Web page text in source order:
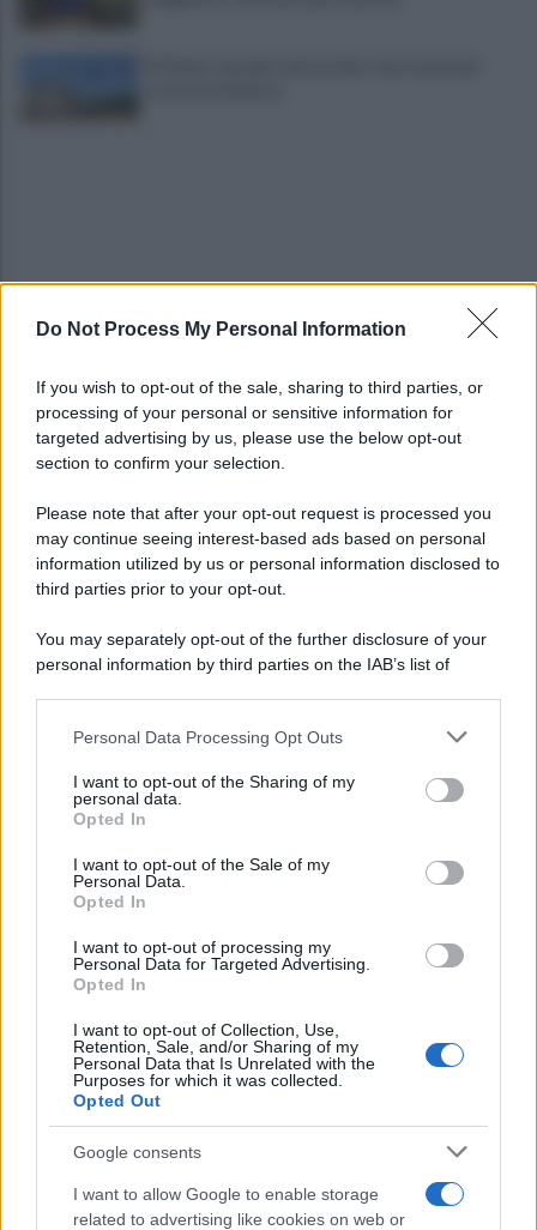
Do Not Process My Personal Information
If you wish to opt-out of the sale, sharing to third parties, or
processing of your personal or sensitive information for
targeted advertising by us, please use the below opt-out
section to confirm your selection.
Please note that after your opt-out request is processed you
may continue seeing interest-based ads based on personal
information utilized by us or personal information disclosed to
third parties prior to your opt-out.
You may separately opt-out of the further disclosure of your
personal information by third parties on the IAB’s list of
This information may also be disclosed by us to third parties
disclose it to other third parties.
Please note that this website/app uses one or more Google
services and may gather and store information including but
not limited to your visit or usage behaviour. You may click to
grant or deny consent to Google and its third-party tags to
consent section.
Personal Data Processing Opt Outs
I want to opt-out of the Sharing of my
personal data.
Opted In
I want to opt-out of the Sale of my
Personal Data.
Opted In
I want to opt-out of processing my
Personal Data for Targeted Advertising.
Opted In
I want to opt-out of Collection, Use,
Retention, Sale, and/or Sharing of my
Personal Data that Is Unrelated with the
Purposes for which it was collected.
Opted Out
Google consents
I want to allow Google to enable storage
related to advertising like cookies on web or
Vandalizzata la villa intitolata a Falcone e
Brutto incidente stradale fra tre veicoli:
conducenti in ospedale